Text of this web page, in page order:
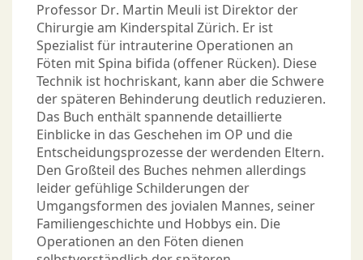
Professor Dr. Martin Meuli ist Direktor der
Chirurgie am Kinderspital Zürich. Er ist
Spezialist für intrauterine Operationen an
Föten mit Spina bifida (offener Rücken). Diese
Technik ist hochriskant, kann aber die Schwere
der späteren Behinderung deutlich reduzieren.
Das Buch enthält spannende detaillierte
Einblicke in das Geschehen im OP und die
Entscheidungsprozesse der werdenden Eltern.
Den Großteil des Buches nehmen allerdings
leider gefühlige Schilderungen der
Umgangsformen des jovialen Mannes, seiner
Familiengeschichte und Hobbys ein. Die
Operationen an den Föten dienen